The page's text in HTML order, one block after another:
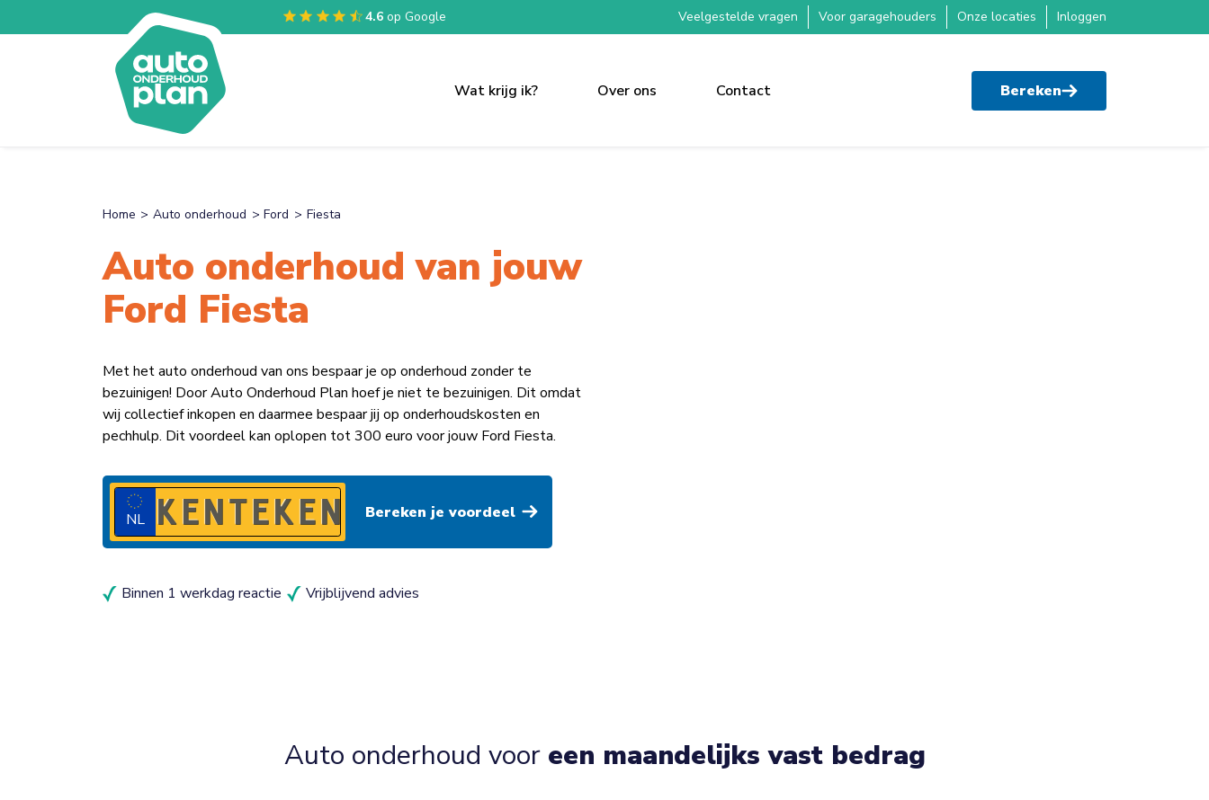
4.6 op Google Veelgestelde vragen Voor garagehouders Onze locaties Inloggen
Wat krijg ik? Over ons Contact Bereken
Home Auto onderhoud Ford Fiesta
Auto onderhoud van jouw
Ford Fiesta
Met het auto onderhoud van ons bespaar je op onderhoud zonder te
bezuinigen! Door Auto Onderhoud Plan hoef je niet te bezuinigen. Dit omdat
wij collectief inkopen en daarmee bespaar jij op onderhoudskosten en
pechhulp. Dit voordeel kan oplopen tot 300 euro voor jouw Ford Fiesta.
NL
Binnen 1 werkdag reactie Vrijblijvend advies
Auto onderhoud voor een maandelijks vast bedrag